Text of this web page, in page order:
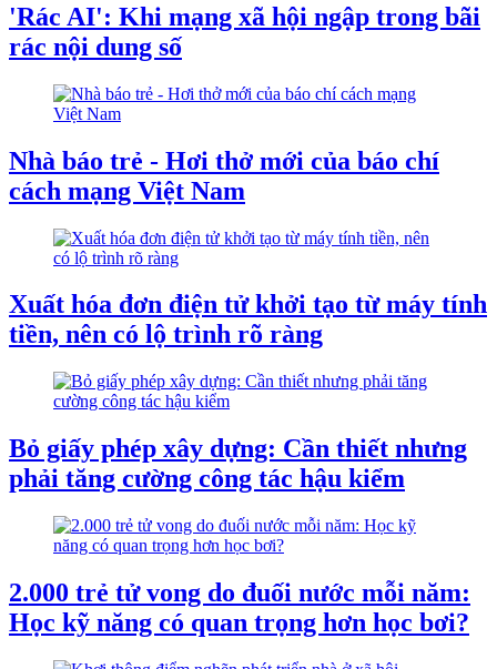
'Rác AI': Khi mạng xã hội ngập trong bãi
rác nội dung số
Nhà báo trẻ - Hơi thở mới của báo chí
cách mạng Việt Nam
Xuất hóa đơn điện tử khởi tạo từ máy tính
tiền, nên có lộ trình rõ ràng
Bỏ giấy phép xây dựng: Cần thiết nhưng
phải tăng cường công tác hậu kiểm
2.000 trẻ tử vong do đuối nước mỗi năm:
Học kỹ năng có quan trọng hơn học bơi?